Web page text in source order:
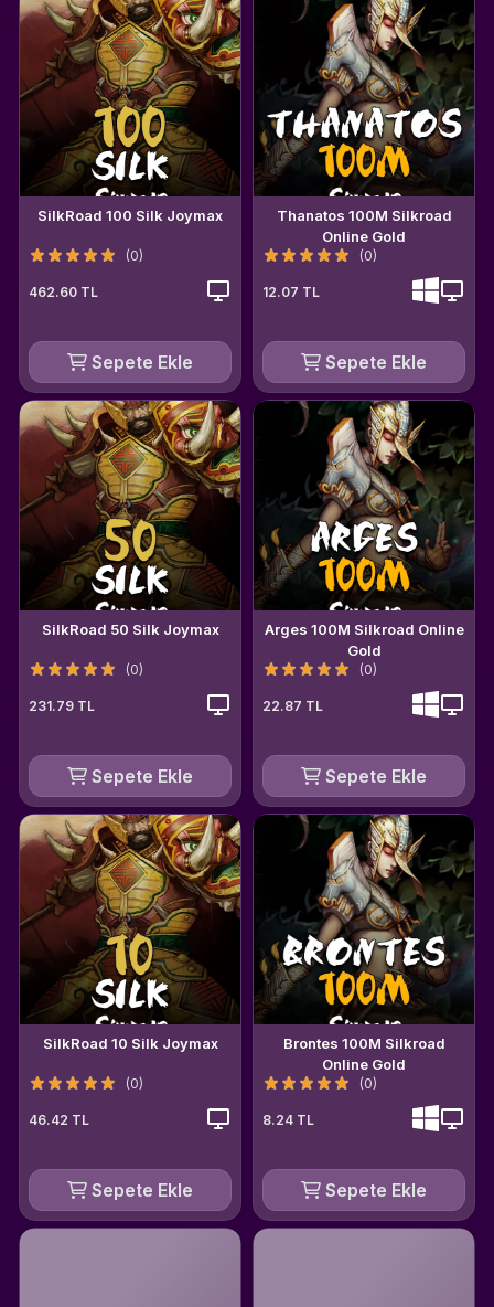
SilkRoad 100 Silk Joymax
(0)
462.60 TL
Sepete Ekle
Thanatos 100M Silkroad
Online Gold
(0)
12.07 TL
Sepete Ekle
SilkRoad 50 Silk Joymax
(0)
231.79 TL
Sepete Ekle
Arges 100M Silkroad Online
Gold
(0)
22.87 TL
Sepete Ekle
SilkRoad 10 Silk Joymax
(0)
46.42 TL
Sepete Ekle
Brontes 100M Silkroad
Online Gold
(0)
8.24 TL
Sepete Ekle